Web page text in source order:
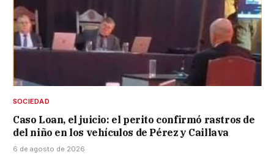
SOCIEDAD
Caso Loan, el juicio: el perito confirmó rastros de
del niño en los vehículos de Pérez y Caillava
6 de agosto de 2026